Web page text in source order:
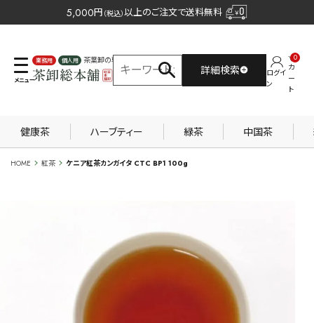
5,000円 （税込）以上のご注文で送料無料
業務用 個人用
茶葉卸の専門サイト
詳細検索
ログイ
ン
カ
ー
ト
0
健康茶 ハーブティー 緑茶 中国茶
HOME 紅茶 ケニア紅茶カンガイタ CTC BP1 100g